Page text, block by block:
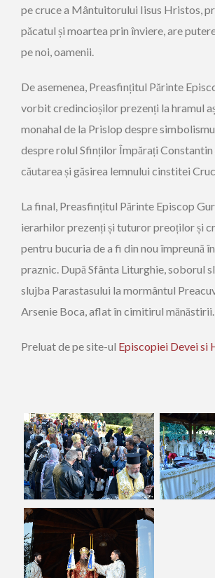
pe cruce a Mântuitorului Iisus Hristos,
păcatul și moartea prin înviere, are
pe noi, oamenii.
De asemenea, Preasfințitul Părinte
vorbit credincioșilor prezenți la hramul
monahal de la Prislop despre
despre rolul Sfinților Împărați Constantin
căutarea și găsirea lemnului cinstitei
La final, Preasfințitul Părinte Episcop
ierarhilor prezenți și tuturor preoților și
pentru bucuria de a fi din nou împreună
praznic. După Sfânta Liturghie, soborul
slujba Parastasului la mormântul
Arsenie Boca, aflat în cimitirul mănăstirii.
Preluat de pe site-ul Episcopiei Devei si